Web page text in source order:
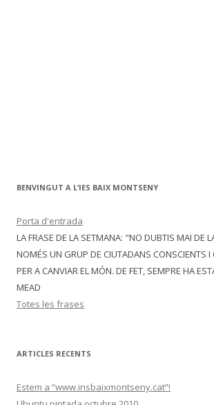
BENVINGUT A L’IES BAIX MONTSENY
Porta d'entrada
LA FRASE DE LA SETMANA: "NO DUBTIS MAI DE
NOMÉS UN GRUP DE CIUTADANS CONSCIENTS
PER A CANVIAR EL MÓN. DE FET, SEMPRE HA
MEAD
Totes les frases
ARTICLES RECENTS
Estem a “www.insbaixmontseny.cat”!